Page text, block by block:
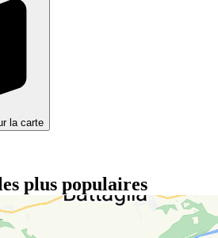
la carte
plus populaires